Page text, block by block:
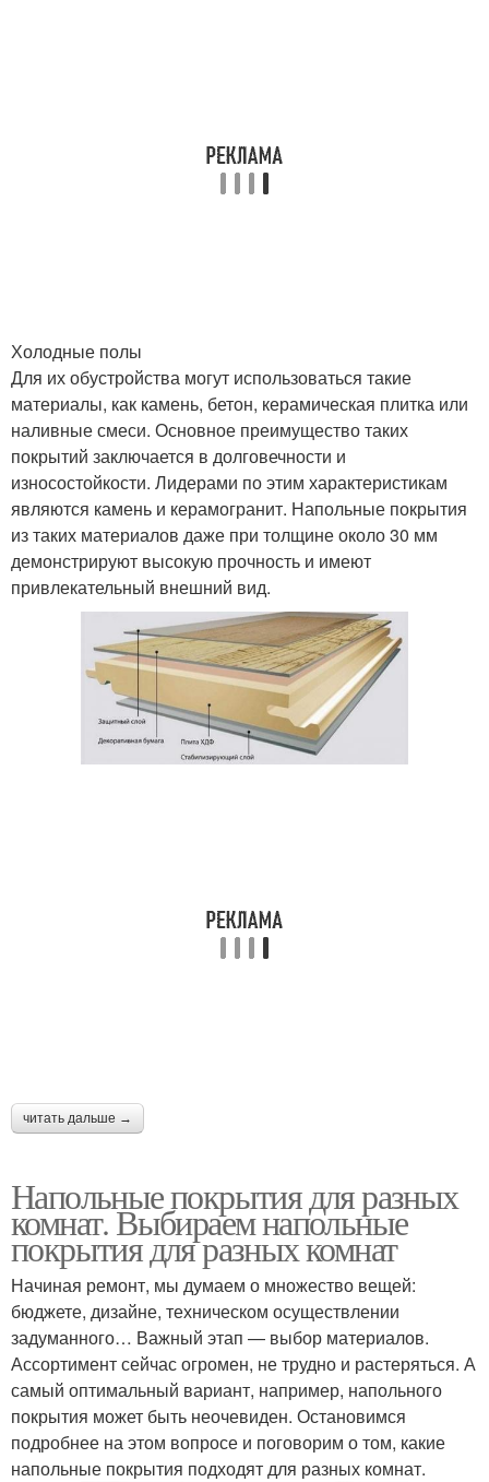
Холодные полы
Для их обустройства могут использоваться такие
материалы, как камень, бетон, керамическая плитка или
наливные смеси. Основное преимущество таких
покрытий заключается в долговечности и
износостойкости. Лидерами по этим характеристикам
являются камень и керамогранит. Напольные покрытия
из таких материалов даже при толщине около 30 мм
демонстрируют высокую прочность и имеют
привлекательный внешний вид.
читать дальше →
Напольные покрытия для разных
комнат. Выбираем напольные
покрытия для разных комнат
Начиная ремонт, мы думаем о множество вещей:
бюджете, дизайне, техническом осуществлении
задуманного… Важный этап — выбор материалов.
Ассортимент сейчас огромен, не трудно и растеряться. А
самый оптимальный вариант, например, напольного
покрытия может быть неочевиден. Остановимся
подробнее на этом вопросе и поговорим о том, какие
напольные покрытия подходят для разных комнат.